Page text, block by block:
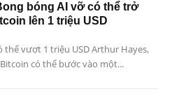
bóng AI vỡ có thể trở
lên 1 triệu USD
vượt 1 triệu USD Arthur Hayes,
có thể bước vào một...